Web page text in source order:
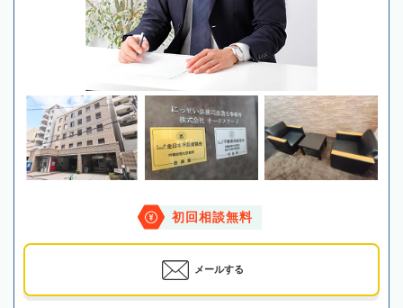
初回相談無料
メールする